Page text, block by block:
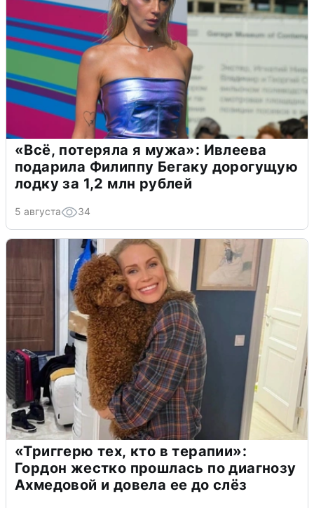
«Всё, потеряла я мужа»: Ивлеева
подарила Филиппу Бегаку дорогущую
лодку за 1,2 млн рублей
5 августа 34
«Триггерю тех, кто в терапии»:
Гордон жестко прошлась по диагнозу
Ахмедовой и довела ее до слёз